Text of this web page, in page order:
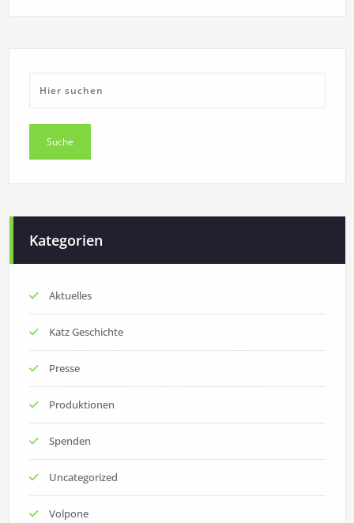
Kategorien
Aktuelles
Katz Geschichte
Presse
Produktionen
Spenden
Uncategorized
Volpone